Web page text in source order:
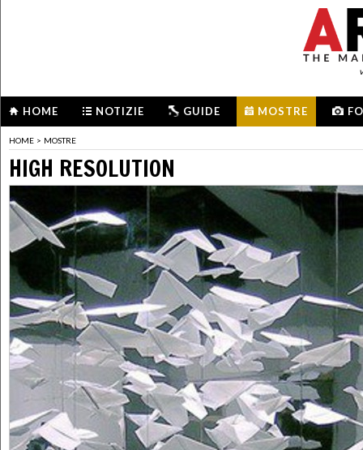
HOME NOTIZIE GUIDE MOSTRE
HOME > MOSTRE
HIGH RESOLUTION